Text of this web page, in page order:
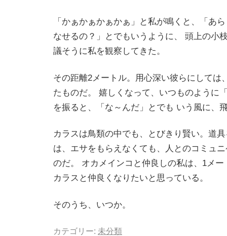
「かぁかぁかぁかぁ」と私が鳴くと、「あ
なせるの？」とでもいうように、 頭上の小
議そうに私を観察してきた。
その距離2メートル。用心深い彼らにしては
たものだ。 嬉しくなって、いつものように
を振ると、「な～んだ」とでも いう風に、
カラスは鳥類の中でも、とびきり賢い。道
は、エサをもらえなくても、人とのコミュ
のだ。 オカメインコと仲良しの私は、1メ
カラスと仲良くなりたいと思っている。
そのうち、いつか。
カテゴリー: 未分類